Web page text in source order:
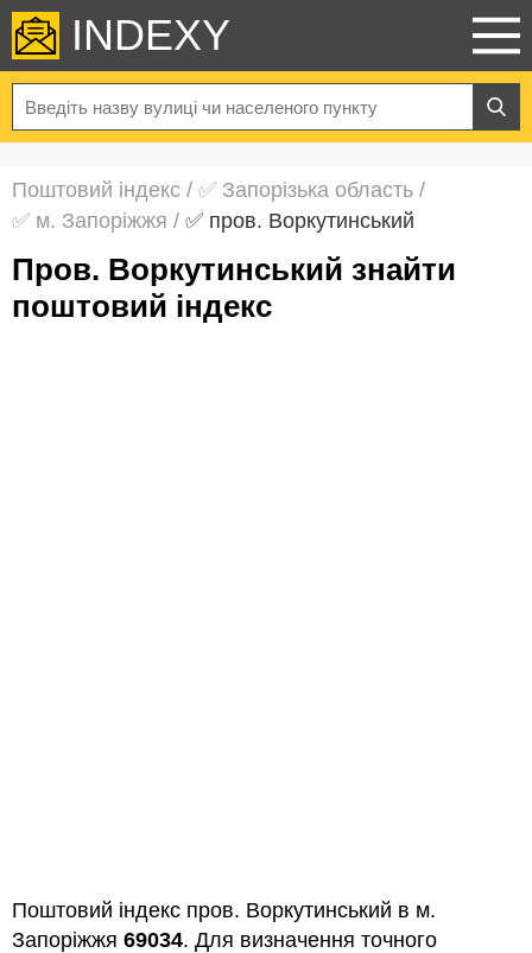
INDEXY
Поштовий індекс / ✅ Запорізька область /
✅ м. Запоріжжя / ✅ пров. Воркутинський
пров. Воркутинський знайти
поштовий індекс
Поштовий індекс пров. Воркутинський в м.
Запоріжжя 69034. Для визначення точного